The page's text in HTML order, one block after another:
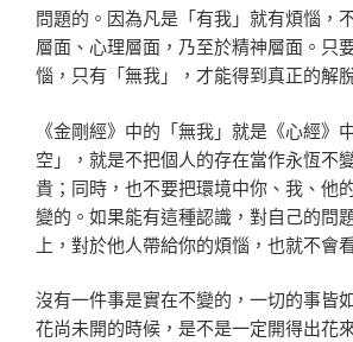
問題的。因為凡是「有我」就有煩惱，
層面、心理層面，乃至於精神層面。只
惱，只有「無我」，才能得到真正的解
《金剛經》中的「無我」就是《心經》
空」，就是不把個人的存在當作永恆不
貴；同時，也不要把環境中你、我、他
變的。如果能有這種認識，對自己的問
上，對於他人帶給你的煩惱，也就不會
沒有一件事是實在不變的，一切的事皆
花尚未開的時候，是不是一定開得出花